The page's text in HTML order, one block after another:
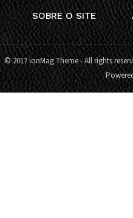
SOBRE O SITE
© 2017 ionMag Theme - All rights